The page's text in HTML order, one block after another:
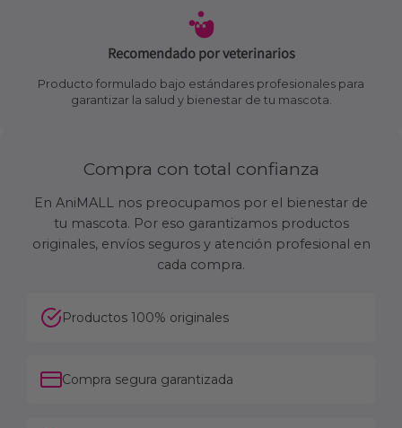
Recomendado por veterinarios
Producto formulado bajo estándares profesionales para
garantizar la salud y bienestar de tu mascota.
Compra con total confianza
En AniMALL nos preocupamos por el bienestar de
tu mascota. Por eso garantizamos productos
originales, envíos seguros y atención profesional en
cada compra.
Productos 100% originales
Compra segura garantizada